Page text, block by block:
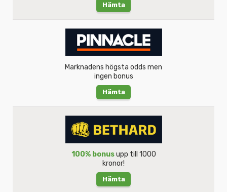
Hämta
Marknadens högsta odds men
ingen bonus
Hämta
100% bonusupp till 1000
kronor!
Hämta